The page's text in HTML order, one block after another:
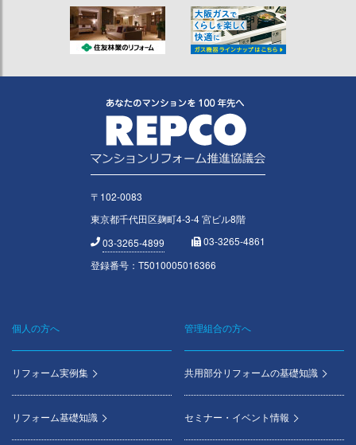
〒102-0083
東京都千代田区麹町4-3-4 宮ビル8階
03-3265-4899
03-3265-4861
登録番号：T5010005016366
Footer
menu
個人の方へ
リフォーム実例集
リフォーム基礎知識
管理組合の方へ
共用部分リフォームの基礎知識
セミナー・イベント情報